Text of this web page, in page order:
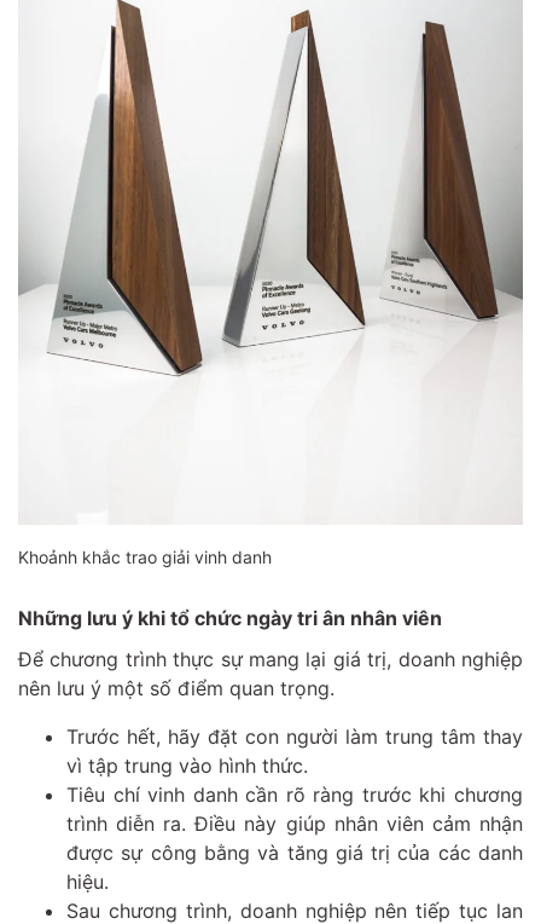
Khoảnh khắc trao giải vinh danh
Những lưu ý khi tổ chức ngày tri ân nhân viên
Để chương trình thực sự mang lại giá trị, doanh nghiệp
nên lưu ý một số điểm quan trọng.
Trước hết, hãy đặt con người làm trung tâm thay
vì tập trung vào hình thức.
Tiêu chí vinh danh cần rõ ràng trước khi chương
trình diễn ra. Điều này giúp nhân viên cảm nhận
được sự công bằng và tăng giá trị của các danh
hiệu.
Sau chương trình, doanh nghiệp nên tiếp tục lan